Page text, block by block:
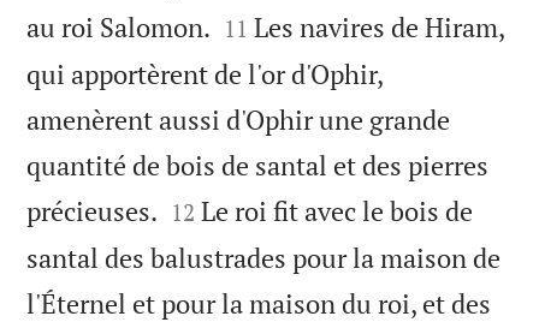
au roi Salomon. 

11 Les navires de Hiram,
qui apportèrent de l'or d'Ophir,
amenèrent aussi d'Ophir une grande
quantité de bois de santal et des pierres
précieuses. 

12 Le roi fit avec le bois de
santal des balustrades pour la maison de
l'Éternel et pour la maison du roi, et des